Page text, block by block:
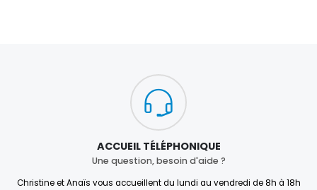
ACCUEIL TÉLÉPHONIQUE
Une question, besoin d'aide ?
Christine et Anaïs vous accueillent du lundi au vendredi de 8h à 18h